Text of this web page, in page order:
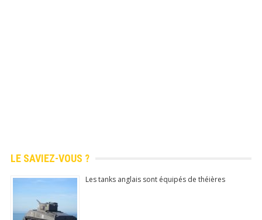
LE SAVIEZ-VOUS ?
Les tanks anglais sont équipés de théières
Mis à
jour
quotidie